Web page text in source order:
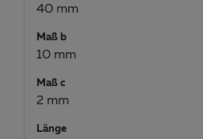
40 mm
Maß b
10 mm
Maß c
2 mm
Länge